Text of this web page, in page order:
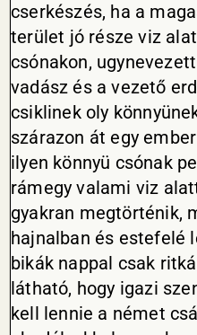
cserkészés, ha a
terület jó része viz
csónakon,
vadász és a vezető
csiklinek oly
szárazon át egy
ilyen könnyü csónak
rámegy valami viz
gyakran megtörténik,
hajnalban és estefelé
bikák nappal csak
látható, hogy igazi
kell lennie a német